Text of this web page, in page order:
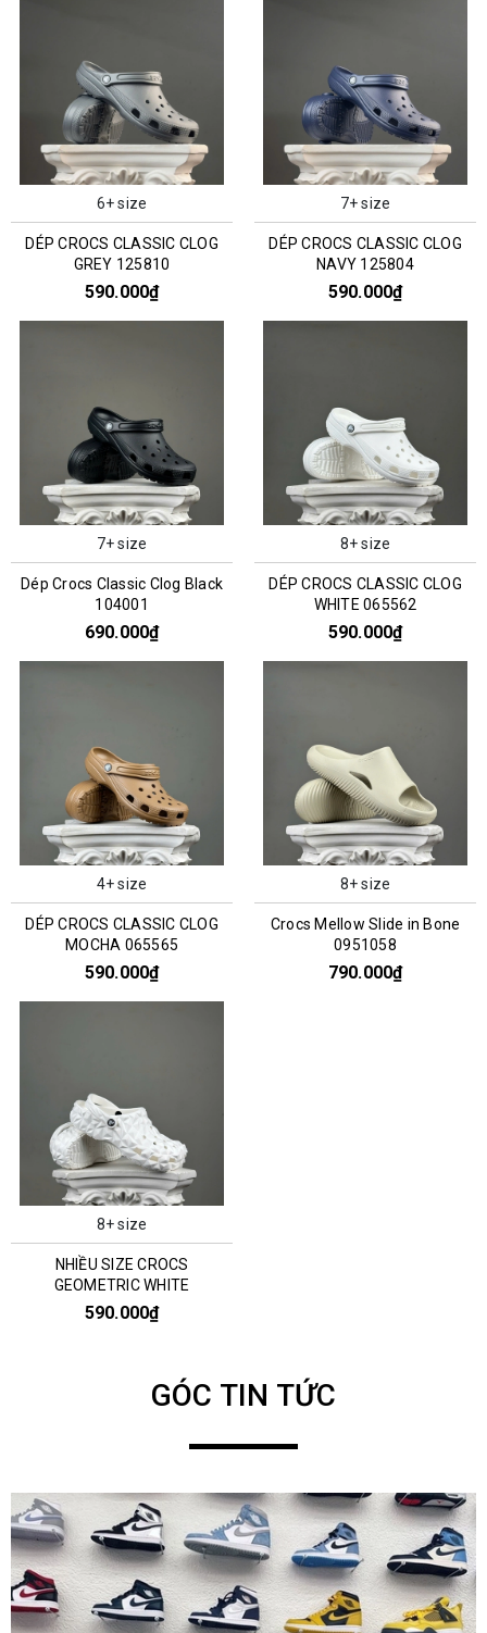
6+ size
DÉP CROCS CLASSIC CLOG
GREY 125810
590.000₫
7+ size
DÉP CROCS CLASSIC CLOG
NAVY 125804
590.000₫
7+ size
Dép Crocs Classic Clog Black
104001
690.000₫
8+ size
DÉP CROCS CLASSIC CLOG
WHITE 065562
590.000₫
4+ size
DÉP CROCS CLASSIC CLOG
MOCHA 065565
590.000₫
8+ size
Crocs Mellow Slide in Bone
0951058
790.000₫
8+ size
NHIỀU SIZE CROCS
GEOMETRIC WHITE
590.000₫
GÓC TIN TỨC